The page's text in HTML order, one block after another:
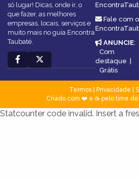
só lugar! Dicas, onde ir, o
que fazer, as melhores
empresas, locais, serviços e
muito mais no guia Encontra
Taubaté.
Fale com o
ANUNCIE:
Com
destaque
Grátis
Termos| Privacidade
Criado com ❤️ e ☕ pelo time do
Statcounter code invalid. Insert a